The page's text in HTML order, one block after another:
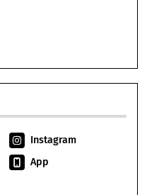
Instagram
App